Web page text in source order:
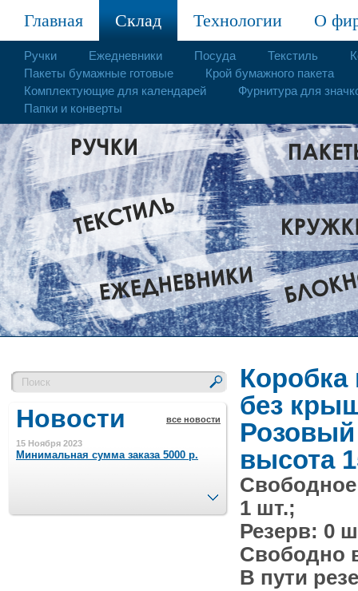
Главная Склад Технологии О
Ручки Ежедневники Посуда Текстиль
Пакеты бумажные готовые
Крой бумажного пакета
Комплектующие для календарей
Фурнитура для
Папки и конверты
Новости все новости
15 Ноября 2023
Минимальная сумма заказа 5000 р.
Шляпные коробочки производим
След.
без
высота
1 шт.;
Резерв: 0
Свободно
В пути